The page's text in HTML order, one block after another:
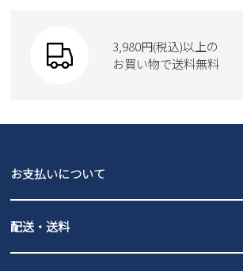
moz
Parade
GAP
new balance
瞬足
3,980円(税込)以上の
お買い物で送料無料
お支払いについて
PayPay（オンライン決済）、代金引換のご利
配送・送料